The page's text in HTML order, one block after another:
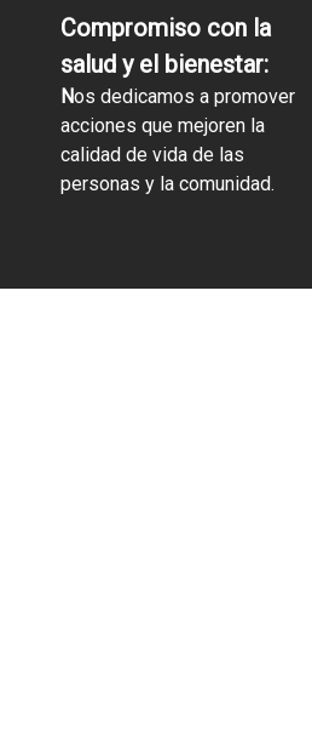
Compromiso con la
salud y el bienestar:
Nos dedicamos a promover
acciones que mejoren la
calidad de vida de las
personas y la comunidad.